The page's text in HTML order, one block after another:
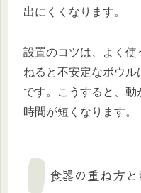
出にくくなります。
設置のコツは、よく
ねると不安定なボウ
です。こうすると、
時間が短くなります。
食器の重ね方